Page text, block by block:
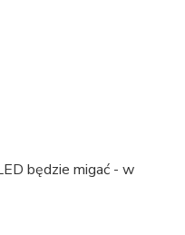
będzie migać - w